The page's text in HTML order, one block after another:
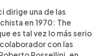
dirige una de las
en 1970: The
es tal vez lo más serio
con las